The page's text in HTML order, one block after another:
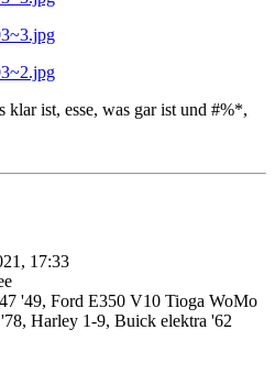
klar ist, esse, was gar ist und #%*,
17:33
'49, Ford E350 V10 Tioga WoMo
Harley 1-9, Buick elektra '62